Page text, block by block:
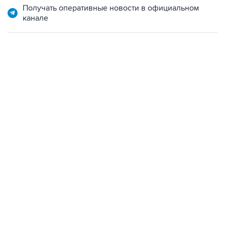
Получать оперативные новости в официальном
канале